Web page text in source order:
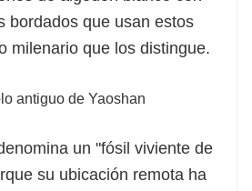
bordados que usan estos
milenario que los distingue.
un "fósil viviente de
su ubicación remota ha